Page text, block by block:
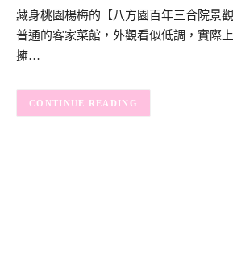
藏身桃園楊梅的【八方園百年三合院景
普通的客家菜館，外觀看似低調，實際
擁…
CONTINUE READING